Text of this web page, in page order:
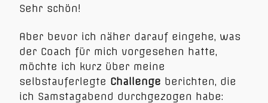
Sehr schön!
Aber bevor ich näher darauf eingehe, was
der Coach für mich vorgesehen hatte,
möchte ich kurz über meine
selbstauferlegte Challenge berichten, die
ich Samstagabend durchgezogen habe: